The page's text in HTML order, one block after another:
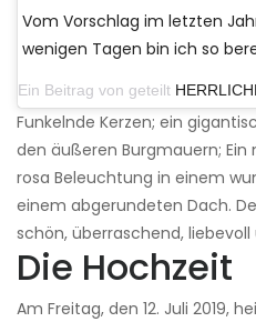
Vom Vorschlag im letzten
wenigen Tagen bin ich so
Ein Beitrag von geteilt
Funkelnde Kerzen; ein
den äußeren Burgmauern;
rosa Beleuchtung in einem
einem abgerundeten Dach.
schön, überraschend, liebevoll
Die Hochzeit
Am Freitag, den 12. Juli 2019,